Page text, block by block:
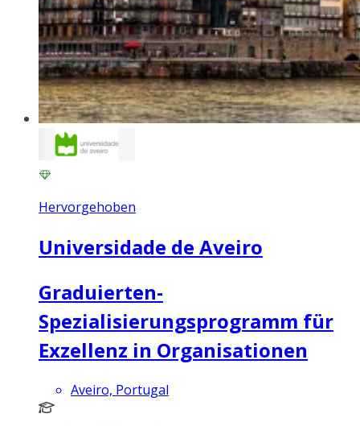
Hervorgehoben
Universidade de Aveiro
Graduierten-
Spezialisierungsprogramm für
Exzellenz in Organisationen
Aveiro, Portugal